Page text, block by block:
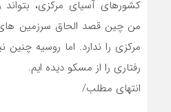
کشورهای آسیای مرکزی، بتواند
من چین قصد الحاق سرزمین
مرکزی را ندارد. اما روسیه چنین
رفتاری را از مسکو دیده ایم.
انتهای مطلب/